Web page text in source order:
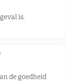
is.
de goedheid